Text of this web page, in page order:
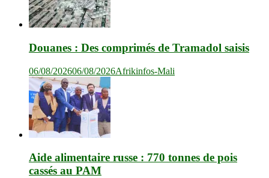
Douanes : Des comprimés de Tramadol saisis
06/08/202606/08/2026Afrikinfos-Mali
Aide alimentaire russe : 770 tonnes de pois
cassés au PAM